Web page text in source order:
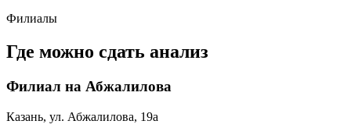
Филиалы
Где можно сдать анализ
Филиал на Абжалилова
Казань, ул. Абжалилова, 19а